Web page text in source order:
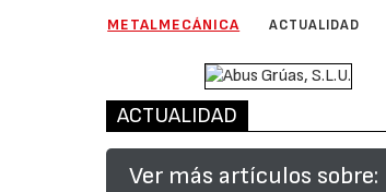
METALMECÁNICA ACTUALIDAD
ACTUALIDAD
Ver más artículos sobre: